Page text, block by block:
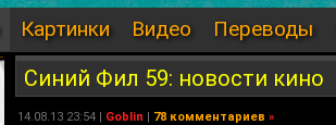
Картинки Видео Переводы
Синий Фил 59: новости кино
14.08.13 23:54 | Goblin | 78 комментариев »